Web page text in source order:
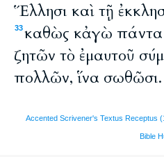
Ἕλλησι καὶ τῇ
33καθὼς κἀγὼ πάντα
ζητῶν τὸ ἐμαυτοῦ
πολλῶν, ἵνα σωθῶσι.
Accented Scrivener's Textus Receptus
Bible